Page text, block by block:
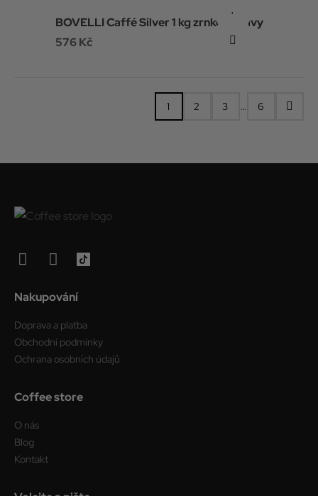
BOVELLI Caffé Silver 1 kg zrnkové kávy
576 Kč
1 2 3 … 6
Nakupování
Doprava a platba
Obchodní podmínky
Ochrana osobních údajů
Coffee store
O nás
Blog
Kontakt